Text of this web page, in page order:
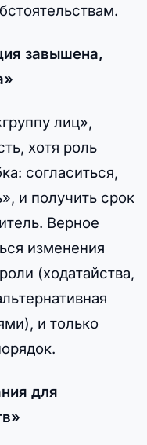
завышена,
лиц»,
хотя роль
согласиться,
и получить срок
Верное
изменения
(ходатайства,
и только
для